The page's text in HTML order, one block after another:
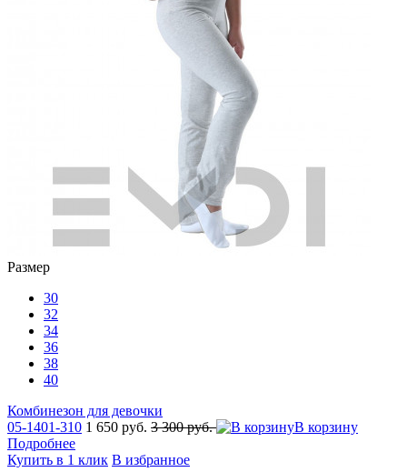
Размер
30
32
34
36
38
40
Комбинезон для девочки
05-1401-310 1 650 руб. 3 300 руб.
В корзину
Подробнее
Купить в 1 клик В избранное